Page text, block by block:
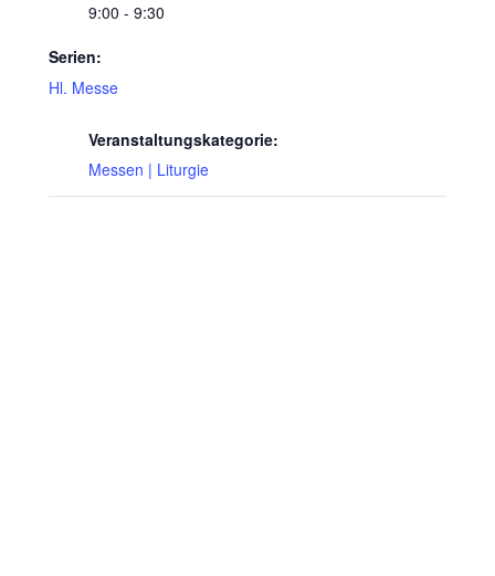
9:00 - 9:30
Serien:
Hl. Messe
Veranstaltungskategorie:
Messen | Liturgie